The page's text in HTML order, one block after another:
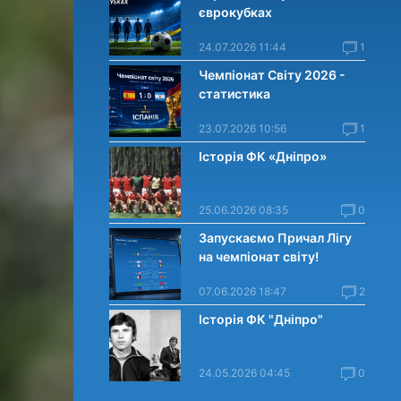
єврокубках
24.07.2026 11:44 1
Чемпіонат Світу 2026 -
статистика
23.07.2026 10:56 1
Історія ФК «Дніпро»
25.06.2026 08:35 0
Запускаємо Причал Лігу
на чемпіонат світу!
07.06.2026 18:47 2
Історія ФК "Дніпро"
24.05.2026 04:45 0